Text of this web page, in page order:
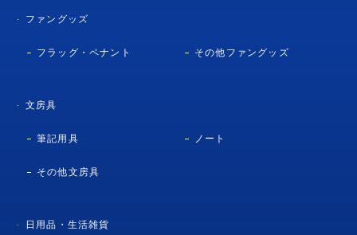
ファングッズ
フラッグ・ペナント その他ファングッズ
文房具
筆記用具 ノート
その他文房具
日用品・生活雑貨